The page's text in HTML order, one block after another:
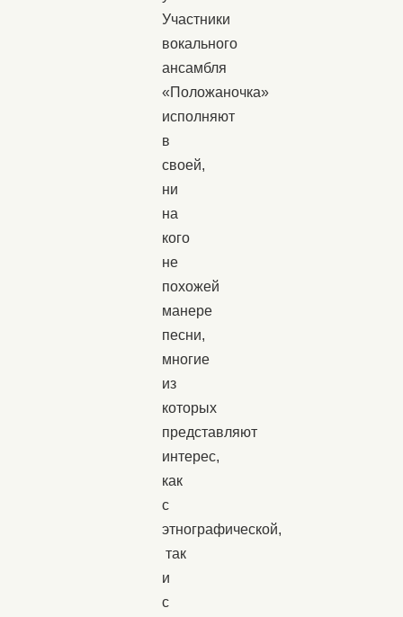
Участники
вокального
ансамбля
«Положаночка»
исполняют
в
своей,
ни
на
кого
не
похожей
манере
песни,
многие
из
которых
представляют
интерес,
как
с
этнографической,
так
и
с